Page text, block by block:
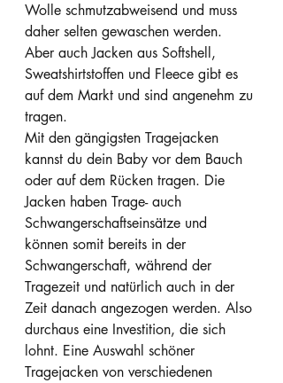
Wolle schmutzabweisend und muss
daher selten gewaschen werden.
Aber auch Jacken aus Softshell,
Sweatshirtstoffen und Fleece gibt es
auf dem Markt und sind angenehm zu
tragen.
Mit den gängigsten Tragejacken
kannst du dein Baby vor dem Bauch
oder auf dem Rücken tragen. Die
Jacken haben Trage- auch
Schwangerschaftseinsätze und
können somit bereits in der
Schwangerschaft, während der
Tragezeit und natürlich auch in der
Zeit danach angezogen werden. Also
durchaus eine Investition, die sich
lohnt. Eine Auswahl schöner
Tragejacken von verschiedenen